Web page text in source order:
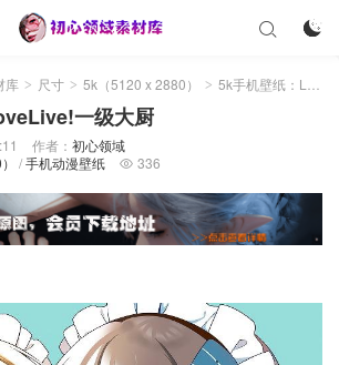


库 > 尺寸 > 5k（5120 x 2880） > 5k手机壁纸：LoveLive!一级大厨
一级大厨
作者： 初心领域
/手机动漫壁纸  336